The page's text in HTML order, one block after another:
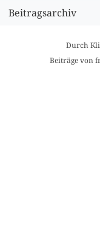
Beitragsarchiv
Durch
Beiträge von